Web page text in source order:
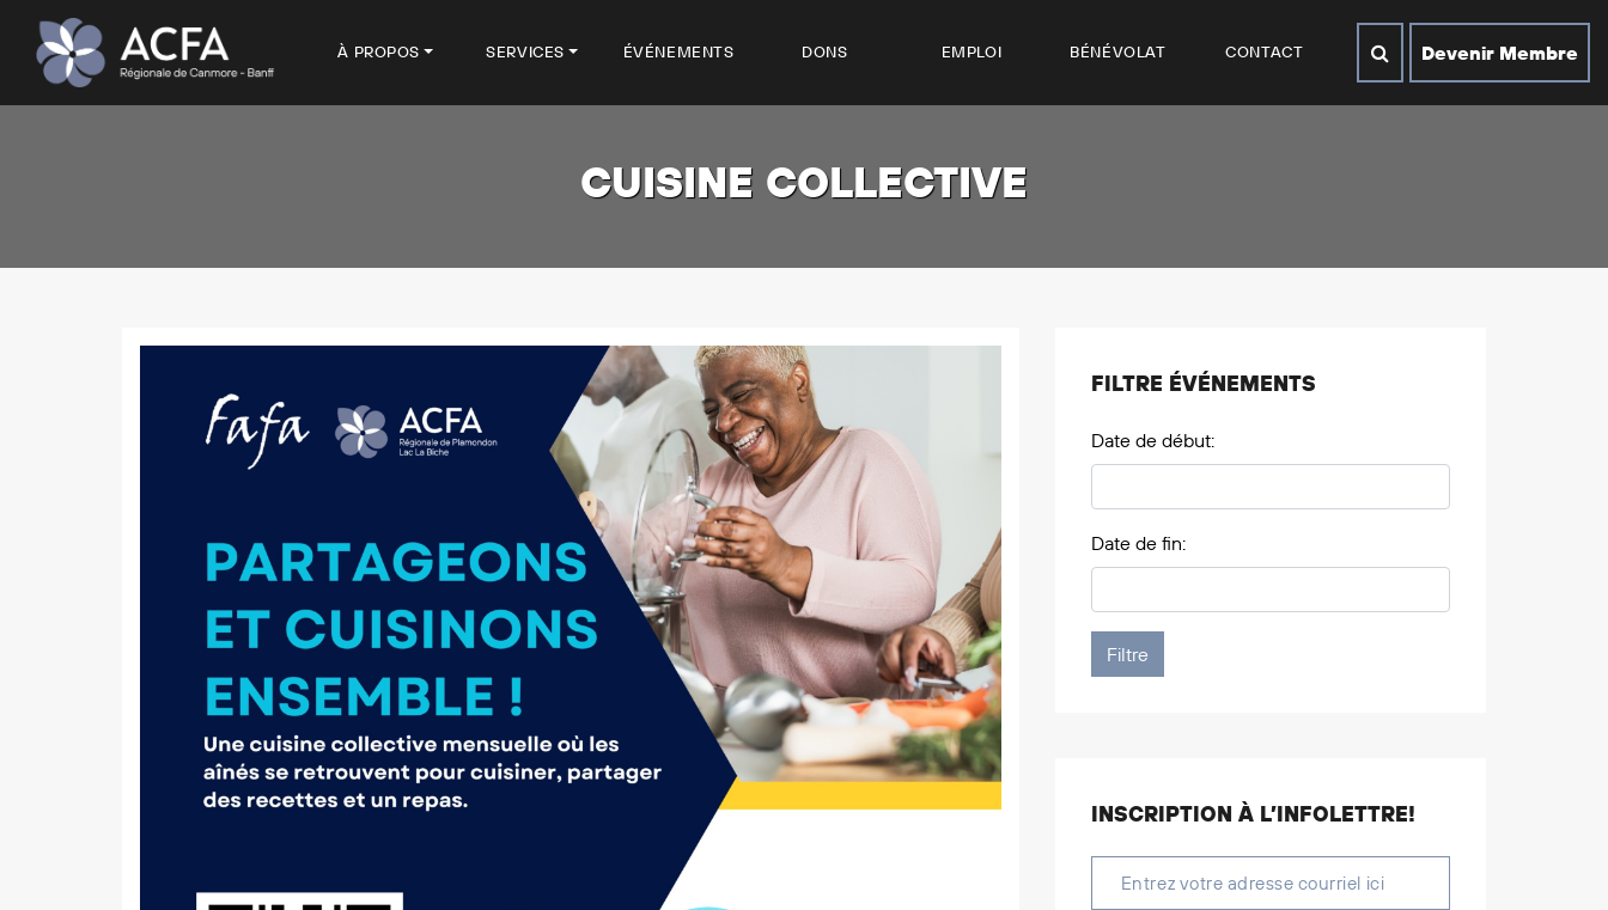
À PROPOS SERVICES ÉVÉNEMENTS DONS EMPLOI BÉNÉVOLAT CONTACT Devenir Membre
CUISINE COLLECTIVE
FILTRE ÉVÉNEMENTS
Date de début:
Date de fin:
INSCRIPTION À L’INFOLETTRE!